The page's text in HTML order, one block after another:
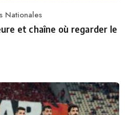
Nationales
et chaîne où regarder le